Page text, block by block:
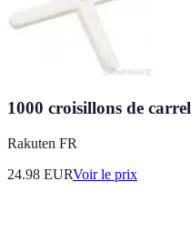
1000 croisillons de
Rakuten FR
24.98 EURVoir le prix